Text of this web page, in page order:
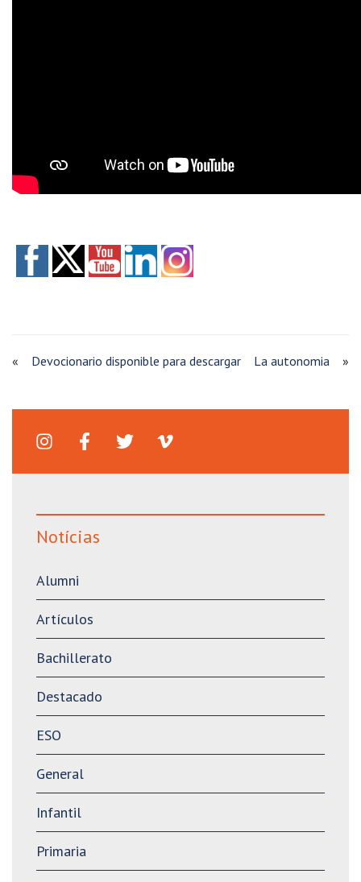
« Devocionario disponible para descargar La autonomia »
Notícias
Alumni
Artículos
Bachillerato
Destacado
ESO
General
Infantil
Primaria